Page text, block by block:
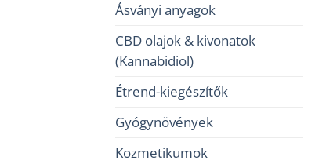
Ásványi anyagok
CBD olajok & kivonatok
(Kannabidiol)
Étrend-kiegészítők
Gyógynövények
Kozmetikumok